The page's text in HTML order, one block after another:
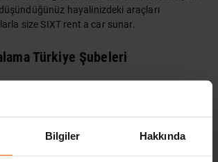
Bilgiler Hakkında
hayalinizdeki araçları
size SIXT rent a car sunar.
Türkiye Şubeleri
Araç Kiralama